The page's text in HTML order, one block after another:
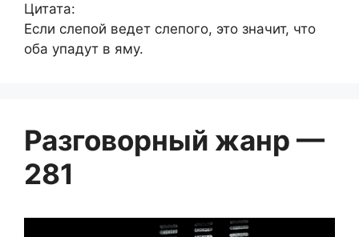
Цитата:
Если слепой ведет слепого, это значит, что
оба упадут в яму.
Разговорный жанр —
281